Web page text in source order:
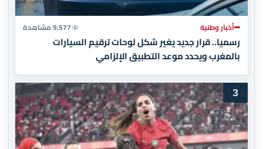
أخبار وطنية 9,577 مشاهدة
رسميا.. قرار جديد يغير شكل لوحات ترقيم السيارات
بالمغرب ويحدد موعد التطبيق الإلزامي
3